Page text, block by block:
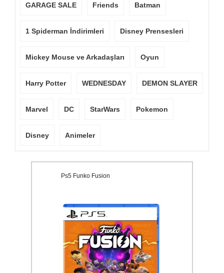
GARAGE SALE Friends Batman
1 Spiderman İndirimleri Disney Prensesleri
Mickey Mouse ve Arkadaşları Oyun
Harry Potter WEDNESDAY DEMON SLAYER
Marvel DC StarWars Pokemon
Disney Animeler
Ps5 Funko Fusion